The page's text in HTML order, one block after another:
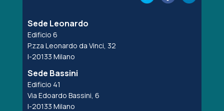
Sede Leonardo
Edificio 6
P.zza Leonardo da Vinci, 32
I-20133 Milano
Sede Bassini
Edificio 41
Via Edoardo Bassini, 6
I-20133 Milano